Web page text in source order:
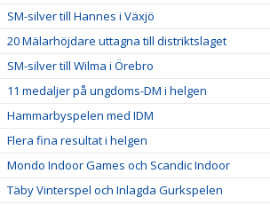
SM-silver till Hannes i Växjö
20 Mälarhöjdare uttagna till distriktslaget
SM-silver till Wilma i Örebro
11 medaljer på ungdoms-DM i helgen
Hammarbyspelen med IDM
Flera fina resultat i helgen
Mondo Indoor Games och Scandic Indoor
Täby Vinterspel och Inlagda Gurkspelen